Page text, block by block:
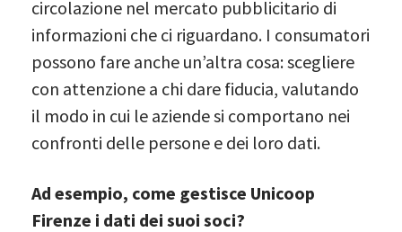
circolazione nel mercato pubblicitario di
informazioni che ci riguardano. I consumatori
possono fare anche un’altra cosa: scegliere
con attenzione a chi dare fiducia, valutando
il modo in cui le aziende si comportano nei
confronti delle persone e dei loro dati.
Ad esempio, come gestisce Unicoop
Firenze i dati dei suoi soci?